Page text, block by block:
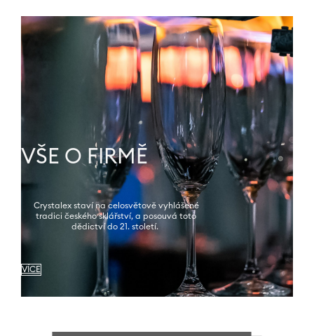
VŠE O FIRMĚ
Crystalex staví na celosvětově vyhlášené
tradici českého sklářství, a posouvá toto
dědictví do 21. století.
VÍCE